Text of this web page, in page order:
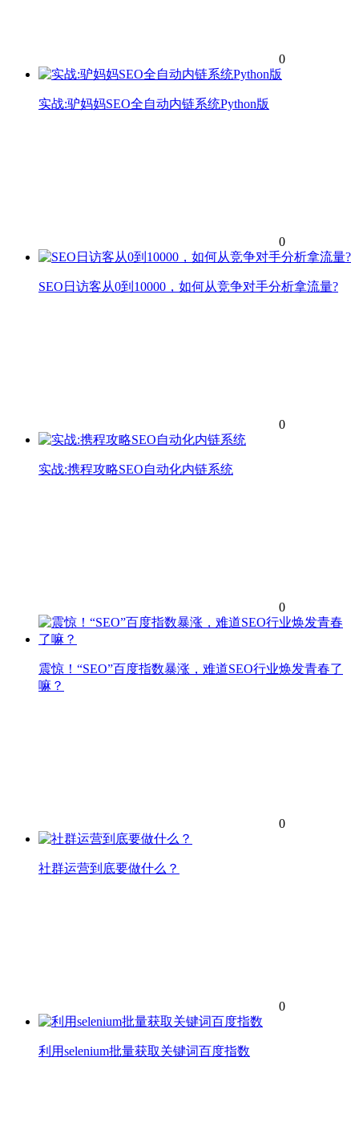
0
实战:驴妈妈SEO全自动内链系统Python版
0
SEO日访客从0到10000，如何从竞争对手分析拿流量?
0
实战:携程攻略SEO自动化内链系统
0
震惊！“SEO”百度指数暴涨，难道SEO行业焕发青春了
嘛？
0
社群运营到底要做什么？
0
利用selenium批量获取关键词百度指数